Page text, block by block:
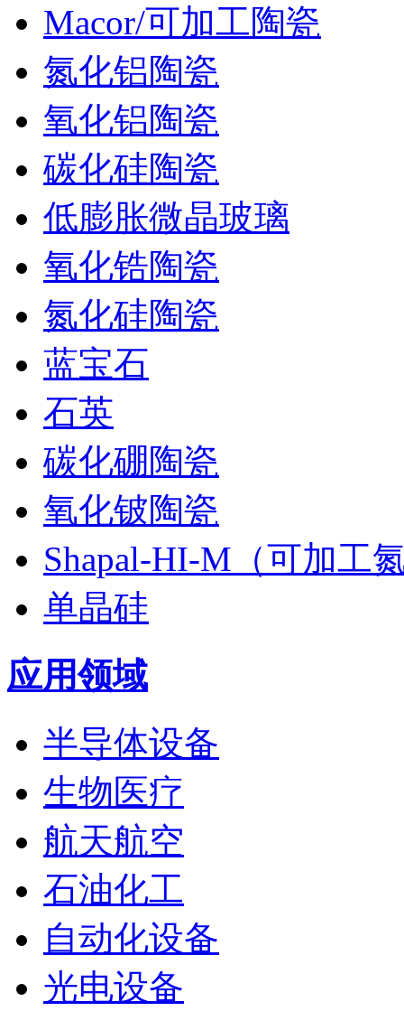
Macor/可加工陶瓷
氮化铝陶瓷
氧化铝陶瓷
碳化硅陶瓷
低膨胀微晶玻璃
氧化锆陶瓷
氮化硅陶瓷
蓝宝石
石英
碳化硼陶瓷
氧化铍陶瓷
Shapal-HI-M（可加工
单晶硅
应用领域
半导体设备
生物医疗
航天航空
石油化工
自动化设备
光电设备